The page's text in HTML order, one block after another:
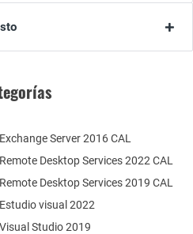
Remote Desktop Services 2022 CAL
Remote Desktop Services 2019 CAL
Exchange Server 2016 CAL
Estudio visual 2022
Visual Studio 2019